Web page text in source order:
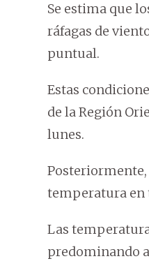
Se estima que
ráfagas de
puntual.
Estas
de la Región
lunes.
Posteriormente,
temperatura en
Las
predominando